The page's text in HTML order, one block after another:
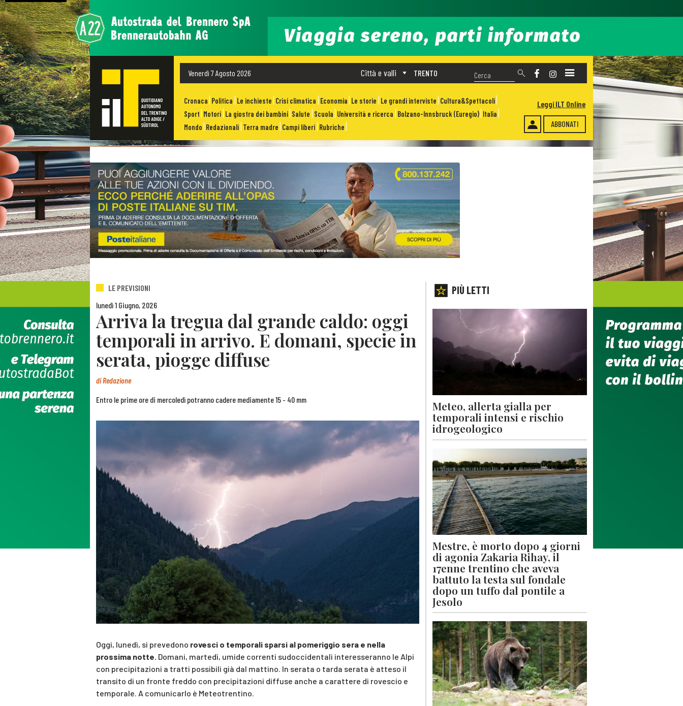
Venerdì 7 Agosto 2026 TRENTO
Città e valli
Cronaca Politica Le inchieste Crisi climatica Economia Le storie Le grandi interviste Cultura&Spettacoli
Sport Motori La giostra dei bambini Salute Scuola Università e ricerca Bolzano-Innsbruck (Euregio) Italia
Mondo Redazionali Terra madre Campi liberi Rubriche ABBONATI
Leggi ILT Online
LE PREVISIONI
lunedì 1 Giugno, 2026
Arriva la tregua dal grande caldo: oggi
temporali in arrivo. E domani, specie in
serata, piogge diffuse
diRedazione
Entro le prime ore di mercoledì potranno cadere mediamente 15 - 40 mm
Oggi, lunedì, si prevedono rovesci o temporali sparsi al pomeriggio sera e nella
prossima notte. Domani, martedì, umide correnti sudoccidentali interesseranno le Alpi
con precipitazioni a tratti possibili già dal mattino. In serata o tarda serata è atteso il
transito di un fronte freddo con precipitazioni diffuse anche a carattere di rovescio e
temporale. A comunicarlo è Meteotrentino.
PIÙ LETTI
Meteo, allerta gialla per
temporali intensi e rischio
idrogeologico
Mestre, è morto dopo 4 giorni
di agonia Zakaria Rihay, il
17enne trentino che aveva
battuto la testa sul fondale
dopo un tuffo dal pontile a
Jesolo